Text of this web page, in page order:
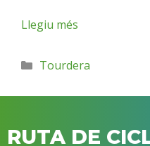
Llegiu més
Tourdera
RUTA DE